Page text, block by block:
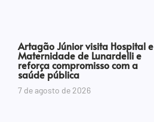
Artagão Júnior visita Hospital e
Maternidade de Lunardelli e
reforça compromisso com a
saúde pública
7 de agosto de 2026